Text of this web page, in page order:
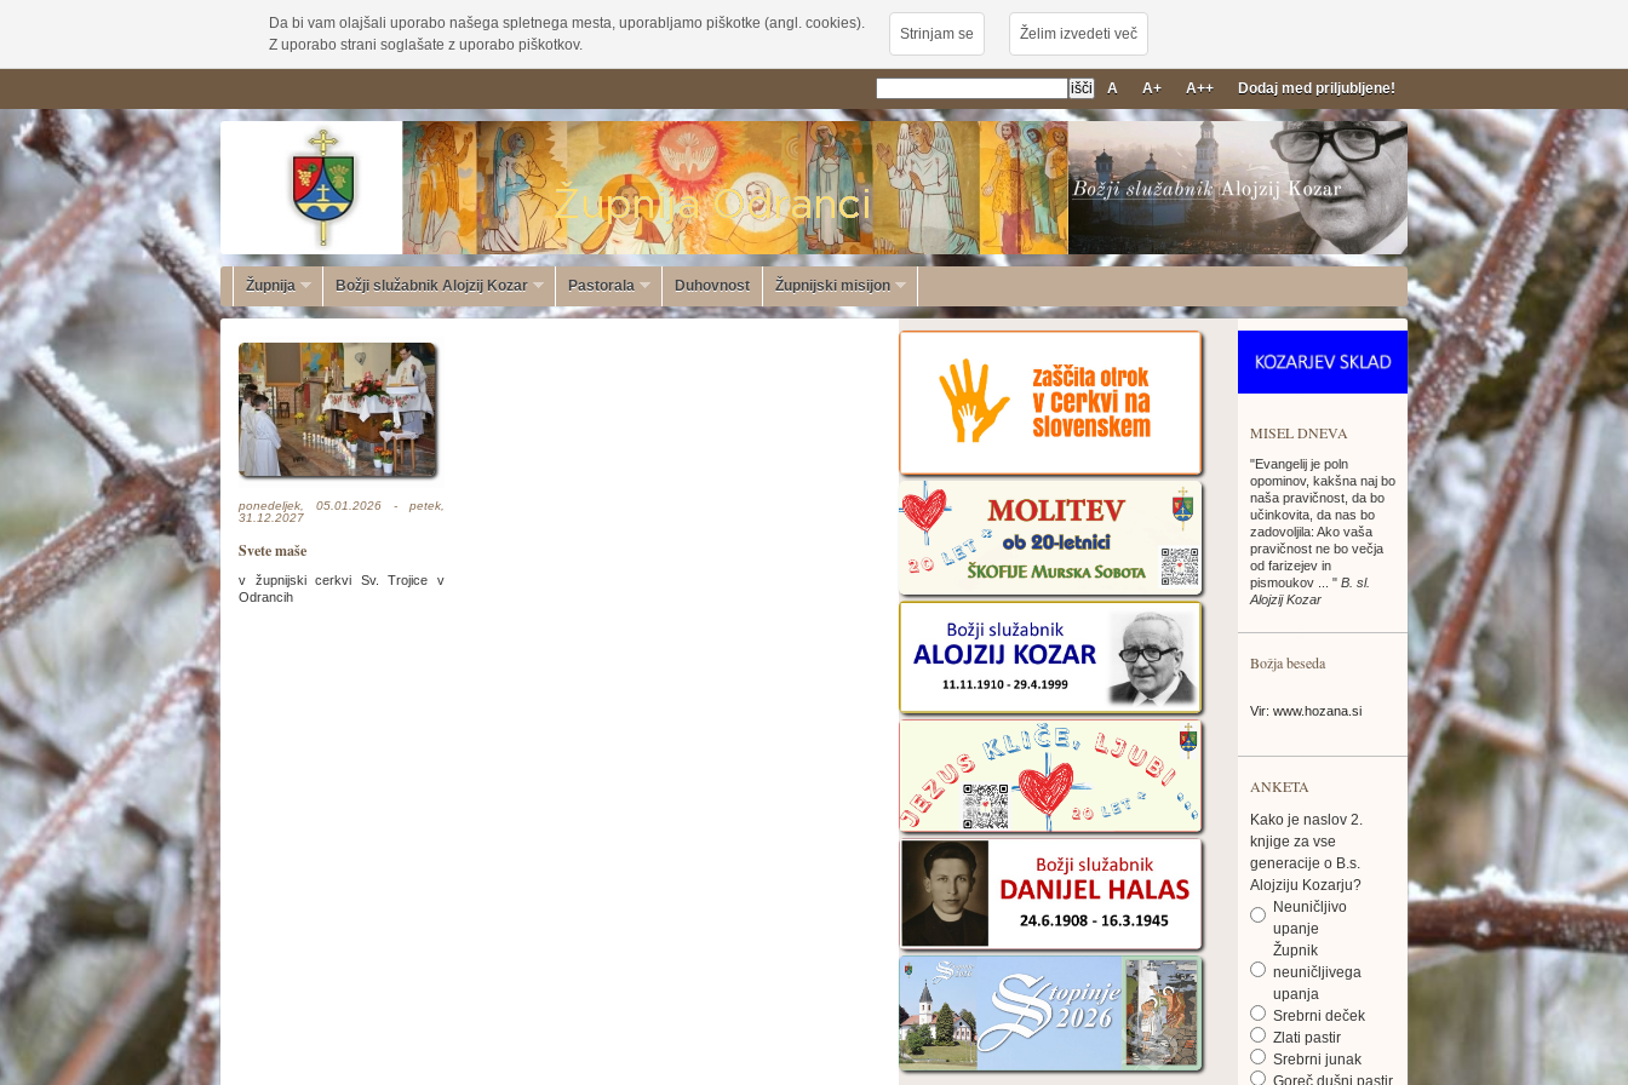
Da bi vam olajšali uporabo našega spletnega mesta, uporabljamo piškotke (angl. cookies).
Z uporabo strani soglašate z uporabo piškotkov.
Strinjam se Želim izvedeti več
A A+ A++ Dodaj med priljubljene!
Župnija Božji služabnik Alojzij Kozar Pastorala Duhovnost Župnijski misijon
MISEL DNEVA
"Evangelij je poln
opominov, kakšna naj bo
naša pravičnost, da bo
učinkovita, da nas bo
zadovoljila: Ako vaša
pravičnost ne bo večja
od farizejev in
pismoukov ... " B. sl.
Alojzij Kozar
Božja beseda
Vir: www.hozana.si
ANKETA
Kako je naslov 2.
knjige za vse
generacije o B.s.
Alojziju Kozarju?
Neuničljivo
upanje
Župnik
neuničljivega
upanja
Srebrni deček
Zlati pastir
Srebrni junak
Goreč dušni pastir
ponedeljek, 05.01.2026 - petek,
31.12.2027
Svete maše
v župnijski cerkvi Sv. Trojice v
Odrancih